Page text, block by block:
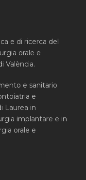
e di ricerca del
orale e
València.
e sanitario
e
Laurea in
implantare e in
orale e